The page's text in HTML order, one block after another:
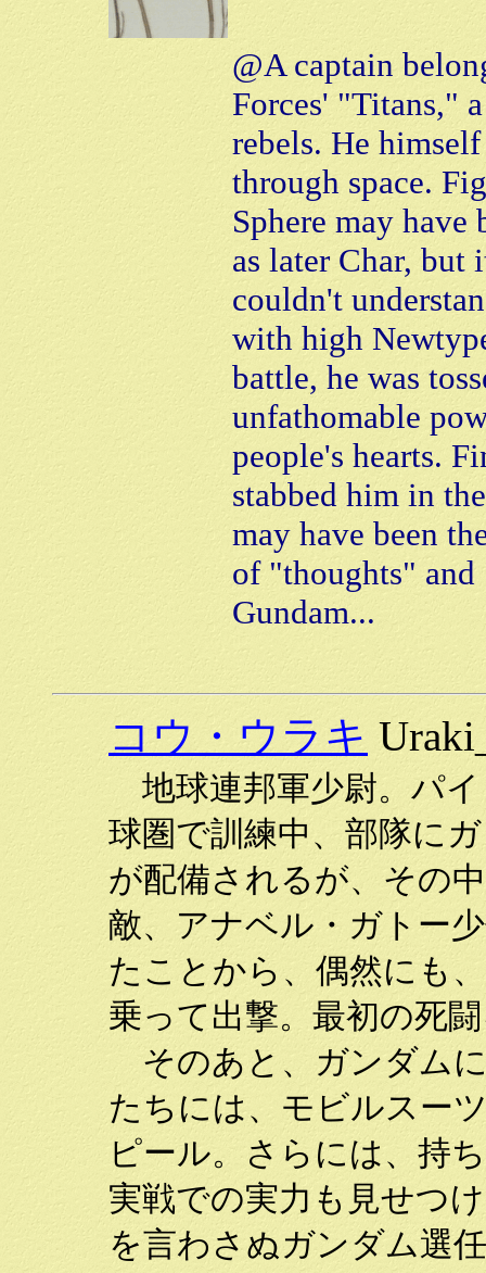
@A captain
Forces' "Titans,"
rebels. He
through space.
Sphere may
as later Char, but
couldn't
with high
battle, he was
unfathomable
people's hearts.
stabbed him in
may have been
of "thoughts"
Gundam...
コウ・ウラキ
地球連邦軍少尉。パ
球圏で訓練中、部隊に
が配備されるが、その
敵、アナベル・ガトー
たことから、偶然にも
乗って出撃。最初の死
そのあと、ガンダム
たちには、モビルスー
ピール。さらには、持
実戦での実力も見せつ
を言わさぬガンダム選